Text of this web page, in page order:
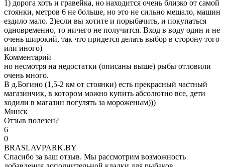
1) дорога хоть и гравейка, но находится очень близко от самой
стоянки, метров 6 не больше, но это не сильно мешало, машин
ездило мало. 2)если вы хотите и порыбачить, и покупаться
одновременно, то ничего не получится. Вход в воду один и не
очень широкий, так что придется делать выбор в сторону того
или иного)
Комментарий
но несмотря на недостатки (описаны выше) рыбы отловили
очень много.
В д.Богино (1,5-2 км от стоянки) есть прекрасный частный
магазинчик, в котором можно купить абсолютно все, дети
ходили в магазин погулять за мороженым)))
Минск
Отзыв полезен?
6
0
BRASLAVPARK.BY
Спасибо за ваш отзыв. Мы рассмотрим возможность